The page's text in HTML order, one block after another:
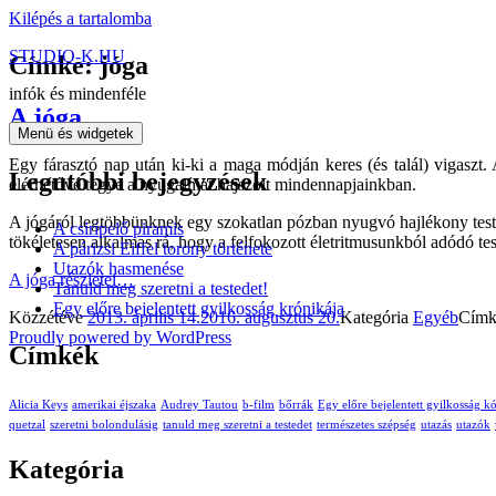
Kilépés a tartalomba
STUDIO-K.HU
infók és mindenféle
Menü és widgetek
Legutóbbi bejegyzések
A csiripelő piramis
A párizsi Eiffel torony története
Utazók hasmenése
Tanuld meg szeretni a testedet!
Egy előre bejelentett gyilkosság krónikája
Címkék
Alicia Keys amerikai éjszaka Audrey Tautou b-film bőrrák Egy előre bejelentett gyilkosság
quetzal szeretni bolondulásig tanuld meg szeretni a testedet természetes szépség utazás utazók
Kategória
Címke: jóga
A jóga
Egy fárasztó nap után ki-ki a maga módján keres (és talál)
elérhetővé tegye a nyugalmat hajszolt mindennapjainkban.
A jógáról legtöbbünknek egy szokatlan pózban nyugvó hajlékony
tökéletesen alkalmas rá, hogy a felfokozott életritmusunkból adódó
A jógarészletei…
Közzétéve2013. április 14.2016. augusztus 20.Kategória Egyéb
Proudly powered by WordPress